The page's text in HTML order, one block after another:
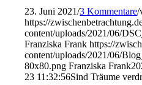
23. Juni 2021/3 Kommentare/
https://
content/uploads/2021/06/
Franziska Frank https://
content/uploads/2021/06/
80x80.png Franziska Frank
23 11:32:56Sind Träume